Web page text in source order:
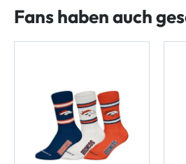
Fans haben auch